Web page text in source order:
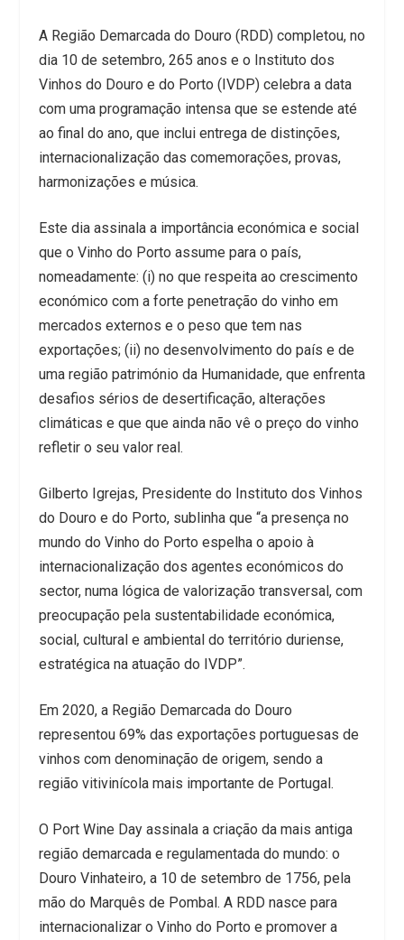
A Região Demarcada do Douro (RDD) completou, no
dia 10 de setembro, 265 anos e o Instituto dos
Vinhos do Douro e do Porto (IVDP) celebra a data
com uma programação intensa que se estende até
ao final do ano, que inclui entrega de distinções,
internacionalização das comemorações, provas,
harmonizações e música.
Este dia assinala a importância económica e social
que o Vinho do Porto assume para o país,
nomeadamente: (i) no que respeita ao crescimento
económico com a forte penetração do vinho em
mercados externos e o peso que tem nas
exportações; (ii) no desenvolvimento do país e de
uma região património da Humanidade, que enfrenta
desafios sérios de desertificação, alterações
climáticas e que que ainda não vê o preço do vinho
refletir o seu valor real.
Gilberto Igrejas, Presidente do Instituto dos Vinhos
do Douro e do Porto, sublinha que “a presença no
mundo do Vinho do Porto espelha o apoio à
internacionalização dos agentes económicos do
sector, numa lógica de valorização transversal, com
preocupação pela sustentabilidade económica,
social, cultural e ambiental do território duriense,
estratégica na atuação do IVDP”.
Em 2020, a Região Demarcada do Douro
representou 69% das exportações portuguesas de
vinhos com denominação de origem, sendo a
região vitivinícola mais importante de Portugal.
O Port Wine Dayassinala a criação da mais antiga
região demarcada e regulamentada do mundo: o
Douro Vinhateiro, a 10 de setembro de 1756, pela
mão do Marquês de Pombal. A RDD nasce para
internacionalizar o Vinho do Porto e promover a